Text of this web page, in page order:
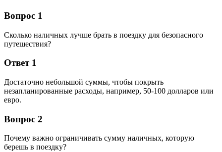
Вопрос 1
Сколько наличных лучше брать в поездку для безопасного
путешествия?
Ответ 1
Достаточно небольшой суммы, чтобы покрыть
незапланированные расходы, например, 50-100 долларов или
евро.
Вопрос 2
Почему важно ограничивать сумму наличных, которую
берешь в поездку?